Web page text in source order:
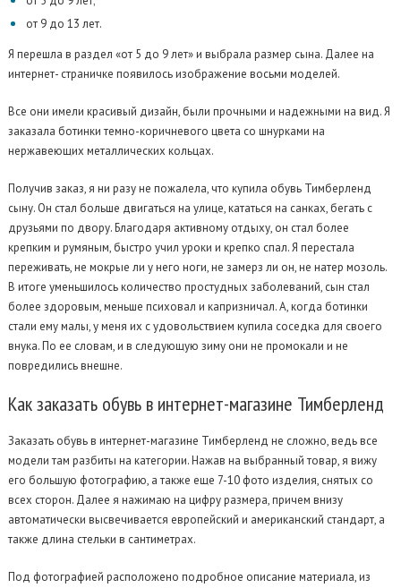
от 9 до 13 лет.
Я перешла в раздел «от 5 до 9 лет» и выбрала размер сына. Далее на
интернет- страничке появилось изображение восьми моделей.
Все они имели красивый дизайн, были прочными и надежными на вид. Я
заказала ботинки темно-коричневого цвета со шнурками на
нержавеющих металлических кольцах.
Получив заказ, я ни разу не пожалела, что купила обувь Тимберленд
сыну. Он стал больше двигаться на улице, кататься на санках, бегать с
друзьями по двору. Благодаря активному отдыху, он стал более
крепким и румяным, быстро учил уроки и крепко спал. Я перестала
переживать, не мокрые ли у него ноги, не замерз ли он, не натер мозоль.
В итоге уменьшилось количество простудных заболеваний, сын стал
более здоровым, меньше психовал и капризничал. А, когда ботинки
стали ему малы, у меня их с удовольствием купила соседка для своего
внука. По ее словам, и в следующую зиму они не промокали и не
повредились внешне.
Какзаказать обувь в интернет-магазине Тимберленд
Заказать обувь в интернет-магазине Тимберленд не сложно, ведь все
модели там разбиты на категории. Нажав на выбранный товар, я вижу
его большую фотографию, а также еще 7-10 фото изделия, снятых со
всех сторон. Далее я нажимаю на цифру размера, причем внизу
автоматически высвечивается европейский и американский стандарт, а
также длина стельки в сантиметрах.
Под фотографией расположено подробное описание материала, из